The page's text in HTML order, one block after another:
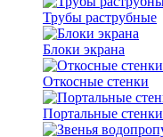
Трубы раструбные
Блоки экрана
Откосные стенки
Портальные стенки